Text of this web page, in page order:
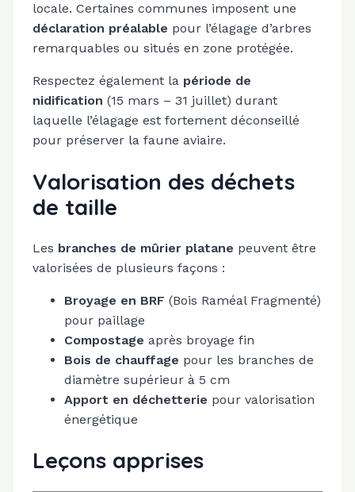
locale. Certaines communes imposent une
déclaration préalable pour l’élagage d’arbres
remarquables ou situés en zone protégée.
Respectez également la période de
nidification (15 mars – 31 juillet) durant
laquelle l’élagage est fortement déconseillé
pour préserver la faune aviaire.
Valorisation des déchets
de taille
Les branches de mûrier platane peuvent être
valorisées de plusieurs façons :
Broyage en BRF (Bois Raméal Fragmenté)
pour paillage
Compostage après broyage fin
Bois de chauffage pour les branches de
diamètre supérieur à 5 cm
Apport en déchetterie pour valorisation
énergétique
Leçons apprises